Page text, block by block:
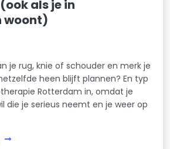
als je in
woont)
je rug, knie of schouder en merk je
heen blijft plannen? En typ
Rotterdam in, omdat je
die je serieus neemt en je weer op